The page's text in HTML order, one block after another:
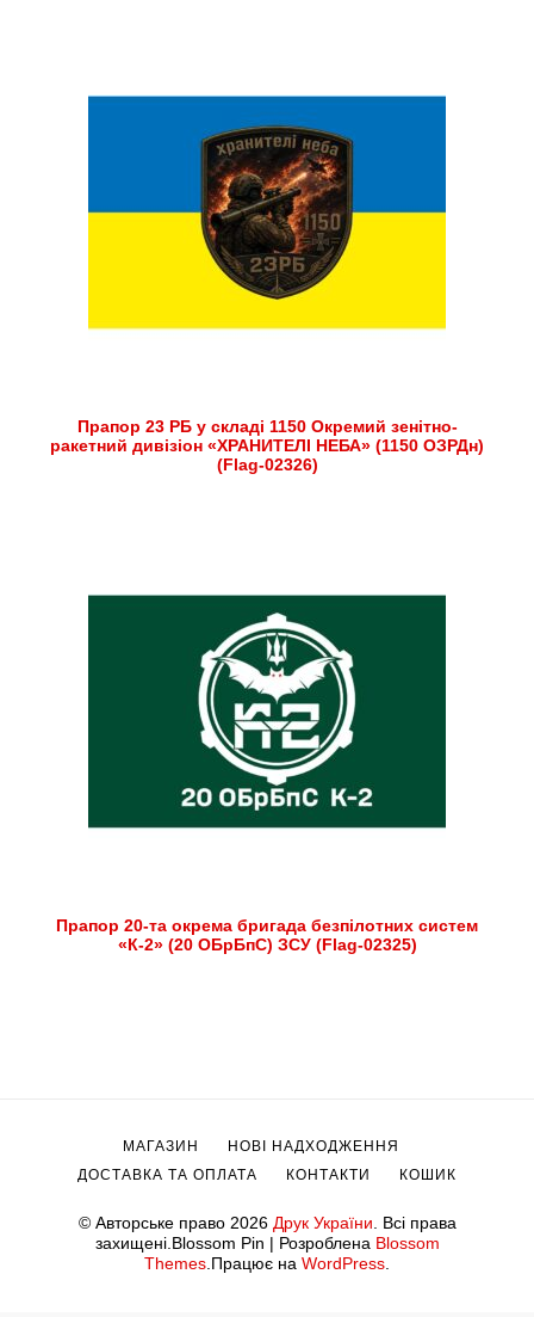
Прапор 23 РБ у складі 1150 Окремий зенітно-
ракетний дивізіон «ХРАНИТЕЛІ НЕБА» (1150 ОЗРДн)
(Flag-02326)
Прапор 20-та окрема бригада безпілотних систем
«К-2» (20 ОБрБпС) ЗСУ (Flag-02325)
© Авторське право 2026 Друк України . Всі права
захищені. Blossom Pin | Розроблена Blossom
Themes .Працює на WordPress
МАГАЗИН
НОВІ НАДХОДЖЕННЯ
ДОСТАВКА ТА ОПЛАТА
КОНТАКТИ КОШИК